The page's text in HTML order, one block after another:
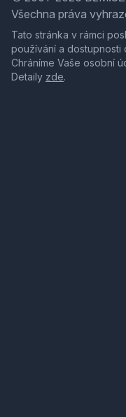
Všechna práva
Tato stránka v rámci
používání a dostupnosti
Chráníme Vaše osobní
Detaily zde.